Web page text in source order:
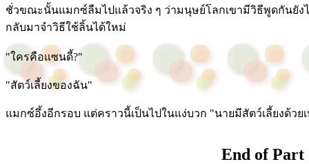
ชั่วขณะนั้นแมกซ์ลืมไปแล้วจริง ๆ ว่ามนุษย์โลกเขามีวิธีพูดกันยัง
กลับมาจำวิธีใช้ลิ้นได้ใหม่
"ใครคือแซนดี้?"
"สัตว์เลี้ยงของฉัน"
แมกซ์อึ้งอีกรอบ แต่คราวนี้เป็นไปในแง่บวก "นายมีสัตว์เลี้ยงด้วย
End of Part